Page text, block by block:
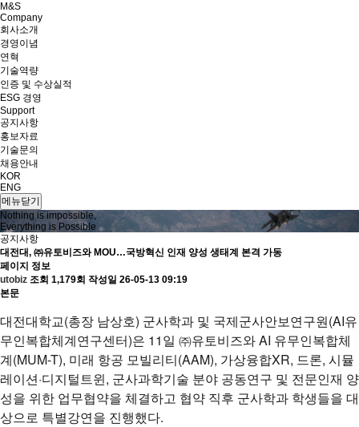
M&S
Company
회사소개
경영이념
연혁
기술역량
인증 및 수상실적
ESG 경영
Support
공지사항
홍보자료
기술문의
채용안내
KOR
ENG
메뉴닫기
Nothing is impossible,
Everything is Possible
공지사항
대전대, ㈜유토비즈와 MOU…국방혁신 인재 양성 생태계 본격 가동
페이지 정보
utobiz 조회 1,179회 작성일 26-05-13 09:19
본문
대전대학교(총장 남상호) 군사학과 및 국제군사안보연구원(AI유
무인복합체계연구센터)은 11일 ㈜유토비즈와 AI 유무인복합체
계(MUM-T), 미래 항공 모빌리티(AAM), 가상융합XR, 드론, 시뮬
레이션·디지털트윈, 군사과학기술 분야 공동연구 및 전문인재 양
성을 위한 업무협약을 체결하고 협약 직후 군사학과 학생들을 대
상으로 특별강연을 진행했다.